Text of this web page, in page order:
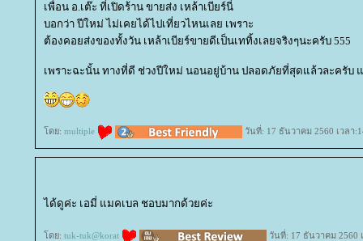
เพื่อน อ.เต๊ะ ที่เปิดร้าน ขายส่ง เหล้าเบียร์นี่
บอกว่า ปีใหม่ ไม่เคยได้ไปเที่ยวไหนเลย เพราะ
ต้องคอยส่งของทั้งวัน เหล้าเบียร์ขายดีเป็นเททิ้งเลยจริงๆนะครับ 555
เพราะฉะนั้น ทางที่ดี ช่วงปีใหม่ นอนอยู่บ้าน ปลอดภัยที่สุดแล้วละครับ
ดย: multiple วันที่: 17 ธันวาคม 2560 เวลา
ได้ดูค่ะ เอมี่ แมคเบล ชอบมากด้วยค่ะ
ดย: tuk-tuk@korat วันที่: 17 ธันวาคม 2560